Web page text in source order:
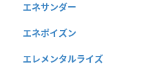
エネサンダー
エネポイズン
エレメンタルライズ